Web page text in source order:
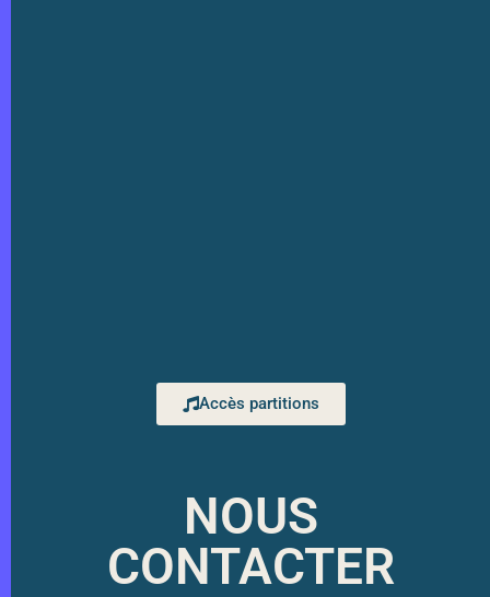
Accès partitions
NOUS
CONTACTER